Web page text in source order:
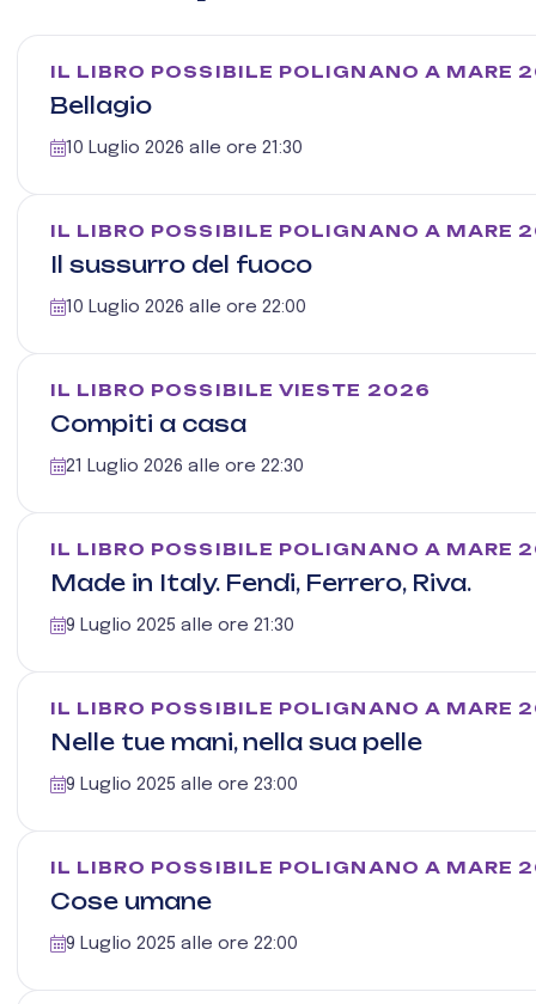
IL LIBRO POSSIBILE POLIGNANO A MARE
Bellagio
10 Luglio 2026 alle ore 21:30
IL LIBRO POSSIBILE POLIGNANO A MARE
Il sussurro del fuoco
10 Luglio 2026 alle ore 22:00
IL LIBRO POSSIBILE VIESTE 2026
Compiti a casa
21 Luglio 2026 alle ore 22:30
IL LIBRO POSSIBILE POLIGNANO A MARE
Made in Italy. Fendi, Ferrero, Riva.
9 Luglio 2025 alle ore 21:30
IL LIBRO POSSIBILE POLIGNANO A MARE
Nelle tue mani, nella sua pelle
9 Luglio 2025 alle ore 23:00
IL LIBRO POSSIBILE POLIGNANO A MARE
Cose umane
9 Luglio 2025 alle ore 22:00